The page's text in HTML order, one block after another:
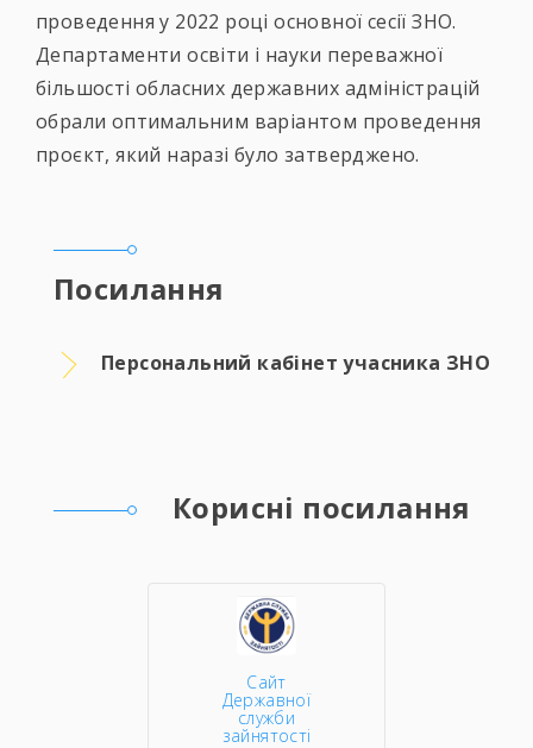
проведення у 2022 році основної сесії ЗНО.
Департаменти освіти і науки переважної
більшості обласних державних адміністрацій
обрали оптимальним варіантом проведення
проєкт, який наразі було затверджено.
Посилання
Персональний кабінет учасника ЗНО
Корисні посилання
Сайт
Державної
служби
зайнятості